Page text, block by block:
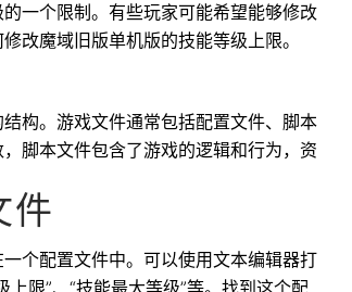
一个限制。有些玩家可能希望能够修改
改魔域旧版单机版的技能等级上限。
构。游戏文件通常包括配置文件、脚本
脚本文件包含了游戏的逻辑和行为，资
件
个配置文件中。可以使用文本编辑器打
限”、“技能最大等级”等。找到这个配